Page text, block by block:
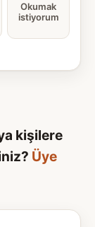
Okumak
istiyorum
kişilere
Üye